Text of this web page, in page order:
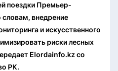
поездки Премьер-
внедрение
и искусственного
риски лесных
Elordainfo.kz со
РК.